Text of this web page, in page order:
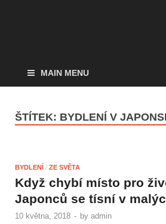
MAIN MENU
ŠTÍTEK: BYDLENÍ V
BYDLENÍ / ZE SVĚTA
Když chybí místo pro
Japonců se tísní v
10 května, 2018 - by admin